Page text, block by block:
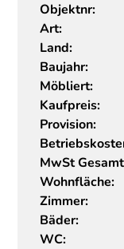
Objektnr:
Art:
Land:
Baujahr:
Möbliert:
Kaufpreis:
Provision:
MwSt
Wohnfläche:
Zimmer:
Bäder:
WC: